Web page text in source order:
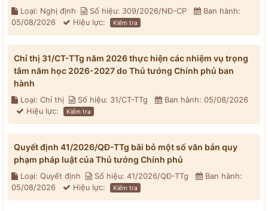
Loại: Nghị định Số hiệu: 309/2026/NĐ-CP
Ban hành:
05/08/2026
Hiệu lực: Kiểm tra
Chỉ thị 31/CT-TTg năm 2026 thực hiện các nhiệm vụ trọng
tâm năm học 2026-2027 do Thủ tướng Chính phủ ban
hành
Loại: Chỉ thị Số hiệu: 31/CT-TTg
Ban hành: 05/08/2026
Hiệu lực:
Kiểm tra
Quyết định 41/2026/QĐ-TTg bãi bỏ một số văn bản quy
phạm pháp luật của Thủ tướng Chính phủ
Loại: Quyết định Số hiệu: 41/2026/QĐ-TTg
Ban hành:
05/08/2026
Hiệu lực: Kiểm tra